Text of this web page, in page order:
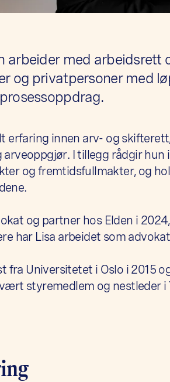
arbeider med arbeidsrett
og privatpersoner med
erfaring innen arv- og
I tillegg rådgir hun
og fremtidsfullmakter, og
og partner hos Elden i
har Lisa arbeidet som
fra Universitetet i Oslo i 2015
styremedlem og nestleder